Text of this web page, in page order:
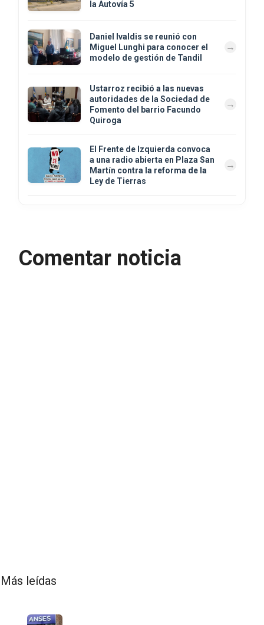
la Autovía 5
Daniel Ivaldis se reunió con
Miguel Lunghi para conocer el
modelo de gestión de Tandil
Ustarroz recibió a las nuevas
autoridades de la Sociedad de
Fomento del barrio Facundo
Quiroga
El Frente de Izquierda convoca
a una radio abierta en Plaza San
Martín contra la reforma de la
Ley de Tierras
Comentar noticia
Más leídas